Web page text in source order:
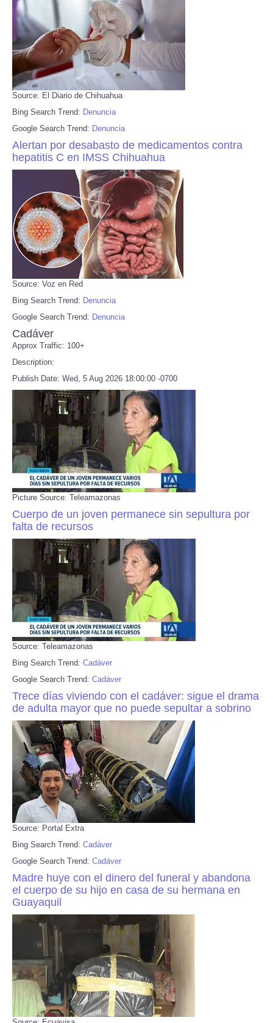
Source: El Diario de Chihuahua
Bing Search Trend: Denuncia
Google Search Trend: Denuncia
Alertan por desabasto de medicamentos contra
hepatitis C en IMSS Chihuahua
Source: Voz en Red
Bing Search Trend: Denuncia
Google Search Trend: Denuncia
Cadáver
Approx Traffic: 100+
Description:
Publish Date: Wed, 5 Aug 2026 18:00:00 -0700
Picture Source: Teleamazonas
Cuerpo de un joven permanece sin sepultura por
falta de recursos
Source: Teleamazonas
Bing Search Trend: Cadáver
Google Search Trend: Cadáver
Trece días viviendo con el cadáver: sigue el drama
de adulta mayor que no puede sepultar a sobrino
Source: Portal Extra
Bing Search Trend: Cadáver
Google Search Trend: Cadáver
Madre huye con el dinero del funeral y abandona
el cuerpo de su hijo en casa de su hermana en
Guayaquil